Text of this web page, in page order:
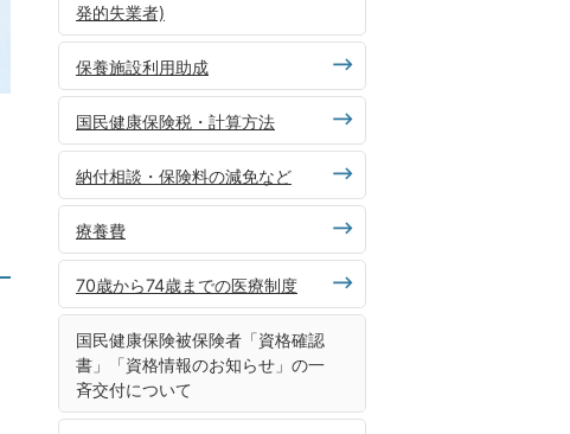
発的失業者)
保養施設利用助成
国民健康保険税・計算方法
納付相談・保険料の減免など
療養費
70歳から74歳までの医療制度
国民健康保険被保険者「資格確認
書」「資格情報のお知らせ」の一
斉交付について